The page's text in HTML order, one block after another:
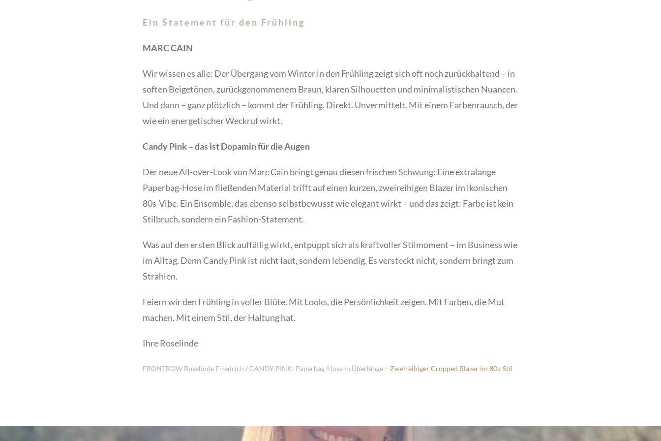
Ein Statement für den Frühling
MARC CAIN
Wir wissen es alle: Der Übergang vom Winter in den Frühling zeigt sich oft noch zurückhaltend – in
soften Beigetönen, zurückgenommenem Braun, klaren Silhouetten und minimalistischen Nuancen.
Und dann – ganz plötzlich – kommt der Frühling. Direkt. Unvermittelt. Mit einem Farbenrausch, der
wie ein energetischer Weckruf wirkt.
Candy Pink – das ist Dopamin für die Augen
Der neue All-over-Look von Marc Cain bringt genau diesen frischen Schwung: Eine extralange
Paperbag-Hose im fließenden Material trifft auf einen kurzen, zweireihigen Blazer im ikonischen
80s-Vibe. Ein Ensemble, das ebenso selbstbewusst wie elegant wirkt – und das zeigt: Farbe ist kein
Stilbruch, sondern ein Fashion-Statement.
Was auf den ersten Blick auffällig wirkt, entpuppt sich als kraftvoller Stilmoment – im Business wie
im Alltag. Denn Candy Pink ist nicht laut, sondern lebendig. Es versteckt nicht, sondern bringt zum
Strahlen.
Feiern wir den Frühling in voller Blüte. Mit Looks, die Persönlichkeit zeigen. Mit Farben, die Mut
machen. Mit einem Stil, der Haltung hat.
Ihre Roselinde
FRONTROW Roselinde Friedrich / CANDY PINK: Paperbag-Hose in Überlänge– Zweireihiger Cropped Blazer im 80s-Stil